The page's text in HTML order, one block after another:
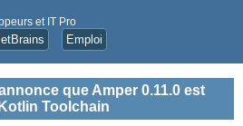
et IT Pro
Emploi
que Amper 0.11.0 est
Toolchain